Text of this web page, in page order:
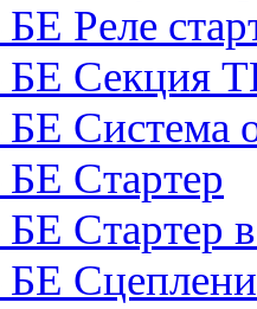
Реле
Секция
Система
Стартер
Стартер в